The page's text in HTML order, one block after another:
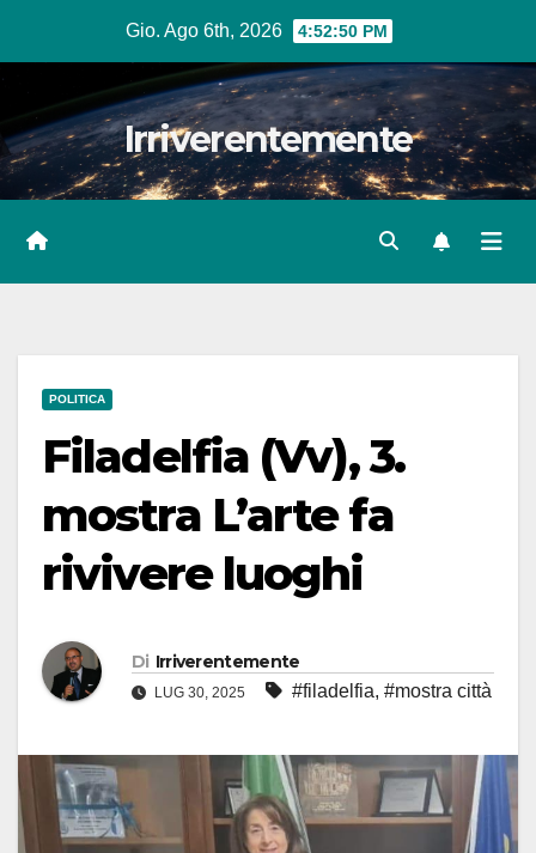
Gio. Ago 6th, 2026 4:52:52 PM
Irriverentemente
POLITICA
Filadelfia (Vv), 3.
mostra L’arte fa
rivivere luoghi
Di Irriverentemente
LUG 30, 2025 #filadelfia, #mostra città